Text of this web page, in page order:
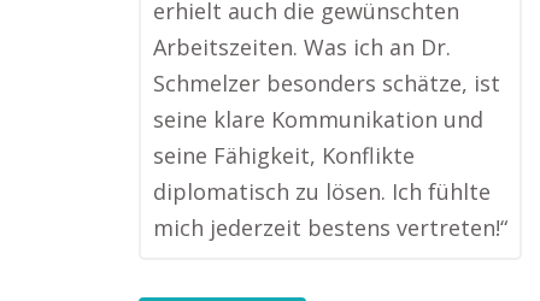
erhielt auch die gewünschten
Arbeitszeiten. Was ich an Dr.
Schmelzer besonders schätze, ist
seine klare Kommunikation und
seine Fähigkeit, Konflikte
diplomatisch zu lösen. Ich fühlte
mich jederzeit bestens vertreten!“